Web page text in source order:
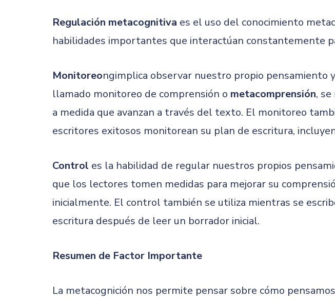
Regulación metacognitiva es el uso del conocimiento
habilidades importantes que interactúan constantemente
Monitoreongimplica observar nuestro propio
llamado monitoreo de comprensión o metacomprensión,
a medida que avanzan a través del texto. El monitoreo
escritores exitosos monitorean su plan de escritura,
Control es la habilidad de regular nuestros propios
que los lectores tomen medidas para mejorar su
inicialmente. El control también se utiliza mientras se
escritura después de leer un borrador inicial.
Resumen de Factor Importante
La metacognición nos permite pensar sobre cómo